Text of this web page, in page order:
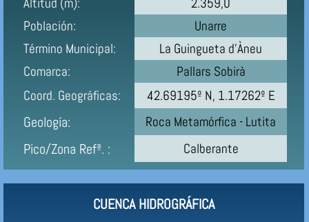
Altitud (m):
2.359,0
Población:
Unarre
Término Municipal:
La Guingueta d'Àneu
Comarca:
Pallars Sobirà
Coord. Geográficas:
42.69195º N, 1.17262º E
Geología: Roca Metamórfica - Lutita
Pico/Zona Refª. : Calberante
CUENCA HIDROGRÁFICA